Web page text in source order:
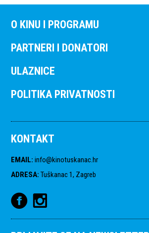
O KINU I PROGRAMU
PARTNERI I DONATORI
ULAZNICE
POLITIKA PRIVATNOSTI
KONTAKT
EMAIL: info@kinotuskanac.hr
ADRESA: Tuškanac 1, Zagreb